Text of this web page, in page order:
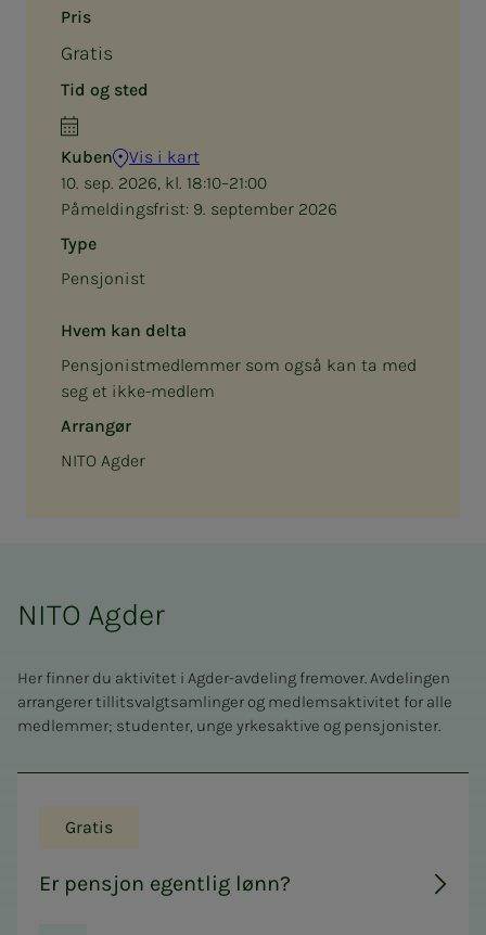
Pris
Gratis
Tid og sted
Kuben
Vis i kart
10. sep. 2026, kl. 18:10–21:00
Påmeldingsfrist: 9. september 2026
Type
Pensjonist
Hvem kan delta
Pensjonistmedlemmer som også kan ta med
seg et ikke-medlem
Arrangør
NITO Agder
NITO Agder
Her finner du aktivitet i Agder-avdeling fremover. Avdelingen
arrangerer tillitsvalgtsamlinger og medlemsaktivitet for alle
medlemmer; studenter, unge yrkesaktive og pensjonister.
Gratis
Er pensjon egentlig lønn?